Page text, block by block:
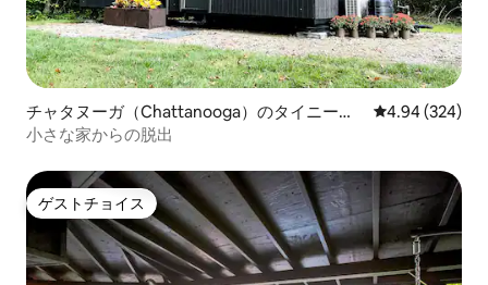
チャタヌーガ（Chattanooga）のタイニーハ
ウス
レビュー324
4.94 (324)
小さな家からの脱出
ゲストチョイス
ゲストチョイス